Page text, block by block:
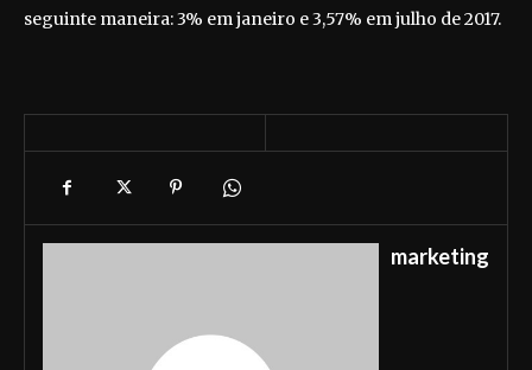
seguinte maneira: 3% em janeiro e 3,57% em julho de 2017.
marketing